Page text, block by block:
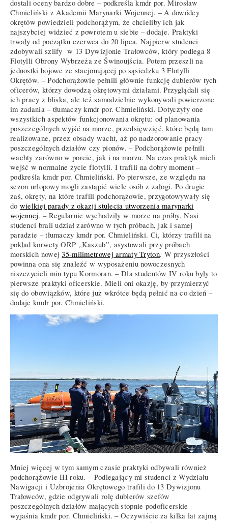
dostali oceny bardzo dobre – podkreśla kmdr por. Mirosław
Chmieliński z Akademii Marynarki Wojennej. – A dowódcy
okrętów powiedzieli podchorążym, że chcieliby ich jak
najszybciej widzieć z powrotem u siebie – dodaje. Praktyki
trwały od początku czerwca do 20 lipca. Najpierw studenci
zdobywali szlify w 13 Dywizjonie Trałowców, który podlega 8
Flotylli Obrony Wybrzeża ze Świnoujścia. Potem przeszli na
jednostki bojowe ze stacjonującej po sąsiedzku 3 Flotylli
Okrętów. – Podchorążowie pełnili głównie funkcję dublerów tych
oficerów, którzy dowodzą okrętowymi działami. Przyglądali się
ich pracy z bliska, ale też samodzielnie wykonywali powierzone
im zadania – tłumaczy kmdr por. Chmieliński. Dotyczyły one
wszystkich aspektów funkcjonowania okrętu: od planowania
poszczególnych wyjść na morze, przedsięwzięć, które będą tam
realizowane, przez obsady wacht, aż po nadzorowanie pracy
poszczególnych działów czy pionów. – Podchorążowie pełnili
wachty zarówno w porcie, jak i na morzu. Na czas praktyk mieli
wejść w normalne życie flotylli. I trafili na dobry moment –
podkreśla kmdr por. Chmieliński. Po pierwsze, ze względu na
sezon urlopowy mogli zastąpić wiele osób z załogi. Po drugie
zaś, okręty, na które trafili podchorążowie, przygotowywały się
do wielkiej parady z okazji stulecia utworzenia marynarki
wojennej. – Regularnie wychodziły w morze na próby. Nasi
studenci brali udział zarówno w tych próbach, jak i samej
paradzie – tłumaczy kmdr por. Chmieliński. Ci, którzy trafili na
pokład korwety ORP „Kaszub”, asystowali przy próbach
morskich nowej35-milimetrowej armaty Tryton. W przyszłości
powinna ona się znaleźć w wyposażeniu nowoczesnych
niszczycieli min typu Kormoran. – Dla studentów IV roku były to
pierwsze praktyki oficerskie. Mieli oni okazję, by przymierzyć
się do obowiązków, które już wkrótce będą pełnić na co dzień –
dodaje kmdr por. Chmieliński.
Mniej więcej w tym samym czasie praktyki odbywali również
podchorążowie III roku. – Podlegający mi studenci z Wydziału
Nawigacji i Uzbrojenia Okrętowego trafili do 13 Dywizjonu
Trałowców, gdzie odgrywali rolę dublerów szefów
poszczególnych działów mających stopnie podoficerskie –
wyjaśnia kmdr por. Chmieliński. – Oczywiście za kilka lat zajmą